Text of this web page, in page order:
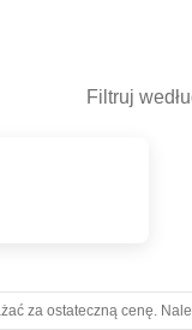
Filtruj
CPH
- LUZ
za ostateczną cenę.